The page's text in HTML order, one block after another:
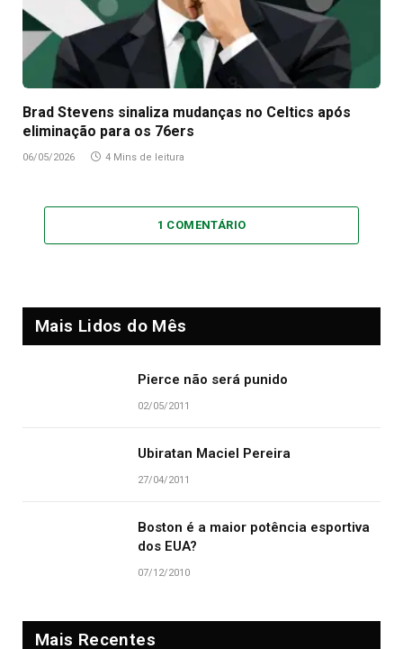
Brad Stevens sinaliza mudanças no Celtics após
eliminação para os 76ers
06/05/2026 4 Mins de leitura
1 COMENTÁRIO
Mais Lidos do Mês
Pierce não será punido
02/05/2011
Ubiratan Maciel Pereira
27/04/2011
Boston é a maior potência esportiva
dos EUA?
07/12/2010
Mais Recentes